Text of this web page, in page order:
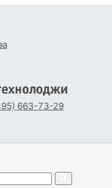
663-73-29